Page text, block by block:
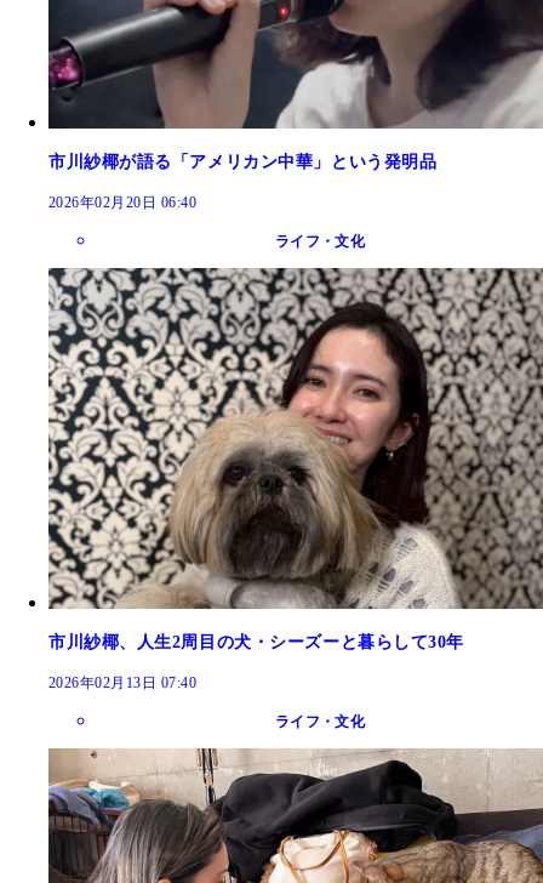
市川紗椰が語る「アメリカン中華」という発明品
2026年02月20日 06:40
ライフ・文化
市川紗椰、人生2周目の犬・シーズーと暮らして30年
2026年02月13日 07:40
ライフ・文化